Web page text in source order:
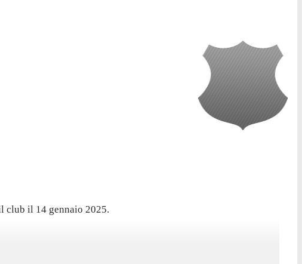
club il 14 gennaio 2025.
con il St. Pölten.